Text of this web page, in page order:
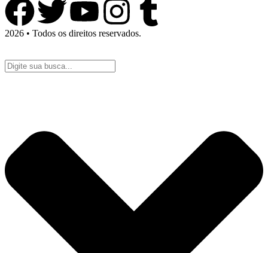
2026 • Todos os direitos reservados.